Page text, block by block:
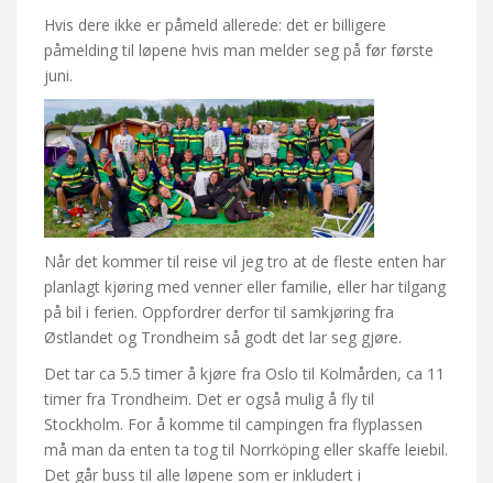
Hvis dere ikke er påmeld allerede: det er billigere
påmelding til løpene hvis man melder seg på før første
juni.
Når det kommer til reise vil jeg tro at de fleste enten har
planlagt kjøring med venner eller familie, eller har tilgang
på bil i ferien. Oppfordrer derfor til samkjøring fra
Østlandet og Trondheim så godt det lar seg gjøre.
Det tar ca 5.5 timer å kjøre fra Oslo til Kolmården, ca 11
timer fra Trondheim. Det er også mulig å fly til
Stockholm. For å komme til campingen fra flyplassen
må man da enten ta tog til Norrköping eller skaffe leiebil.
Det går buss til alle løpene som er inkludert i